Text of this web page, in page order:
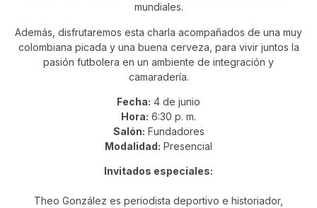
mundiales.
Además, disfrutaremos esta charla acompañados de una muy
colombiana picada y una buena cerveza, para vivir juntos la
pasión futbolera en un ambiente de integración y
camaradería.
Fecha: 4 de junio
Hora: 6:30 p. m.
Salón: Fundadores
Modalidad: Presencial
Invitados especiales:
Theo González es periodista deportivo e historiador,